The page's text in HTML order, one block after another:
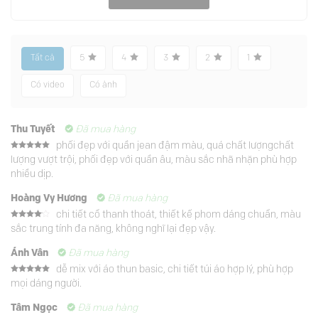
Tất cả 5 4 3 2
Có video Có ảnh
Thu Tuyết Đã mua hàng
Được xếp
hạng5 5
sao
phối đẹp với quần jean đậm màu, quá chất lượngchất
lượng vượt trội, phối đẹp với quần âu, màu sắc nhã nhặn phù hợp
nhiều dịp.
Hoàng Vy Hương Đã mua hàng
Được
xếp
5 sao
chi tiết cổ thanh thoát, thiết kế phom dáng chuẩn, màu
sắc trung tính đa năng, không nghĩ lại đẹp vậy.
Ánh Vân Đã mua hàng
Được xếp
hạng55
dễ mix với áo thun basic, chi tiết túi áo hợp lý, phù hợp
mọi dáng người.
Tâm Ngọc Đã mua hàng